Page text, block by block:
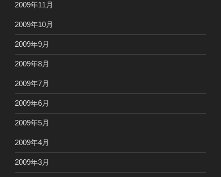
2009年11月
2009年10月
2009年9月
2009年8月
2009年7月
2009年6月
2009年5月
2009年4月
2009年3月